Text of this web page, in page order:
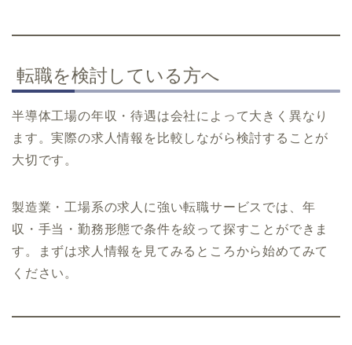
転職を検討している方へ
半導体工場の年収・待遇は会社によって大きく異なり
ます。実際の求人情報を比較しながら検討することが
大切です。
製造業・工場系の求人に強い転職サービスでは、年
収・手当・勤務形態で条件を絞って探すことができま
す。まずは求人情報を見てみるところから始めてみて
ください。